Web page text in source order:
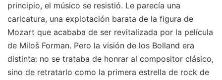
principio, el músico se resistió. Le parecía una
caricatura, una explotación barata de la figura de
Mozart que acababa de ser revitalizada por la película
de Miloš Forman. Pero la visión de los Bolland era
distinta: no se trataba de honrar al compositor clásico,
sino de retratarlo como la primera estrella de rock de